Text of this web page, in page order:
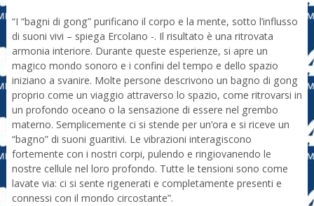
“I “bagni di gong” purificano il corpo e la mente, sotto l’influsso
di suoni vivi – spiega Ercolano -. Il risultato è una ritrovata
armonia interiore. Durante queste esperienze, si apre un
magico mondo sonoro e i confini del tempo e dello spazio
iniziano a svanire. Molte persone descrivono un bagno di gong
proprio come un viaggio attraverso lo spazio, come ritrovarsi in
un profondo oceano o la sensazione di essere nel grembo
materno. Semplicemente ci si stende per un’ora e si riceve un
“bagno” di suoni guaritivi. Le vibrazioni interagiscono
fortemente con i nostri corpi, pulendo e ringiovanendo le
nostre cellule nel loro profondo. Tutte le tensioni sono come
lavate via: ci si sente rigenerati e completamente presenti e
connessi con il mondo circostante”.